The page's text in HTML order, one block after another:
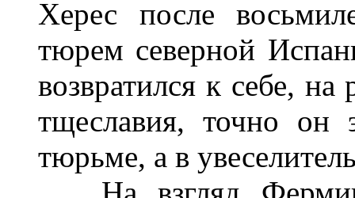
Херес после
тюрем северной
возвратился к себе,
тщеславия, точно он
тюрьме, а в